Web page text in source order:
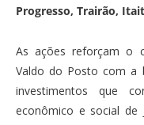
Progresso, Trairão,
As ações reforçam o
Valdo do Posto com a
investimentos que
econômico e social de